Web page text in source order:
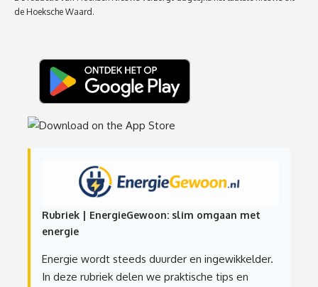
de Hoeksche Waard.
Rubriek | EnergieGewoon: slim omgaan met
energie
Energie wordt steeds duurder en ingewikkelder.
In deze rubriek delen we praktische tips en